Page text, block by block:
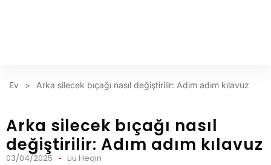
Ev > Arka silecek bıçağı nasıl değiştirilir: Adım adım kılavuz
Arka silecek bıçağı nasıl
değiştirilir: Adım adım kılavuz
03/04/2025 Liu Heqin